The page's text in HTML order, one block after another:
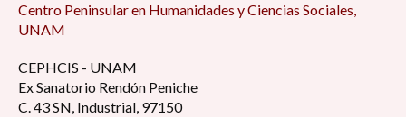
Centro Peninsular en Humanidades y Ciencias Sociales,
UNAM
CEPHCIS - UNAM
Ex Sanatorio Rendón Peniche
C. 43 SN, Industrial, 97150